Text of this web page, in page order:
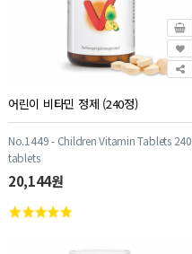
어린이 비타민 정제 (240정)
No.1449 - Children Vitamin Tablets 240
tablets
20,144원